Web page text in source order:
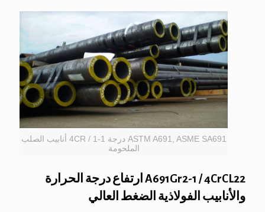
ASTM A691, ASME SA691 درجة 1-1 / 4CR أنابيب الصلب
الملحومة
A691Gr2-1 / 4CrCL22 ارتفاع درجة الحرارة
والأنابيب الفولاذية الضغط العالي